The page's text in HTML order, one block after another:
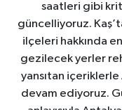
saatleri gibi
güncelliyoruz.
ilçeleri hakkında
gezilecek yerler
yansıtan içeriklerle
devam ediyoruz.